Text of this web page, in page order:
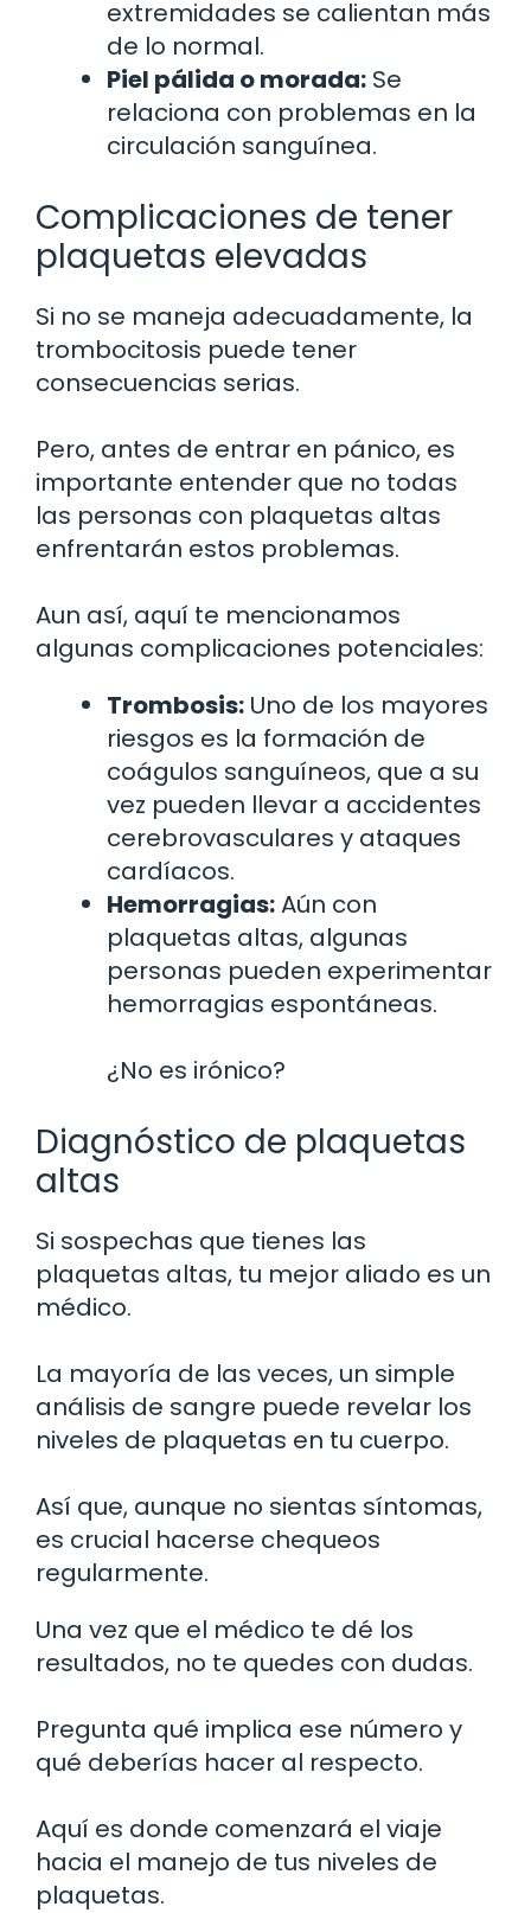
extremidades se calientan más
de lo normal.
Piel pálida o morada: Se
relaciona con problemas en la
circulación sanguínea.
Complicaciones de tener
plaquetas elevadas
Si no se maneja adecuadamente, la
trombocitosis puede tener
consecuencias serias.
Pero, antes de entrar en pánico, es
importante entender que no todas
las personas con plaquetas altas
enfrentarán estos problemas.
Aun así, aquí te mencionamos
algunas complicaciones potenciales:
Trombosis: Uno de los mayores
riesgos es la formación de
coágulos sanguíneos, que a su
vez pueden llevar a accidentes
cerebrovasculares y ataques
cardíacos.
Hemorragias:Aún con
plaquetas altas, algunas
personas pueden experimentar
hemorragias espontáneas.
¿No es irónico?
Diagnóstico de plaquetas
altas
Si sospechas que tienes las
plaquetas altas, tu mejor aliado es un
médico.
La mayoría de las veces, un simple
análisis de sangre puede revelar los
niveles de plaquetas en tu cuerpo.
Así que, aunque no sientas síntomas,
es crucial hacerse chequeos
regularmente.
Una vez que el médico te dé los
resultados, no te quedes con dudas.
Pregunta qué implica ese número y
qué deberías hacer al respecto.
Aquí es donde comenzará el viaje
hacia el manejo de tus niveles de
plaquetas.